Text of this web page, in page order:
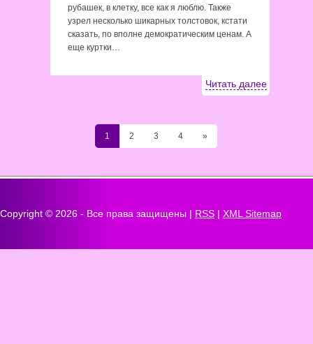
рубашек, в клетку, все как я люблю. Также
узрел несколько шикарных толстовок, кстати
сказать, по вполне демократическим ценам. А
еще куртки…
Читать далее
1 2 3 4 »
Copyright © 2026 - Все права защищены | RSS | XML Sitemap